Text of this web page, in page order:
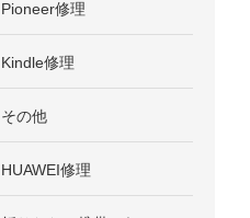
Pioneer修理
Kindle修理
その他
HUAWEI修理